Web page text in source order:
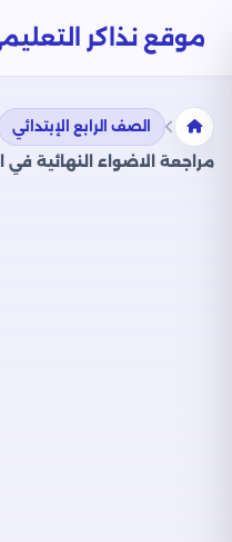
موقع نذاكر
الصف الرابع الإبتدائي